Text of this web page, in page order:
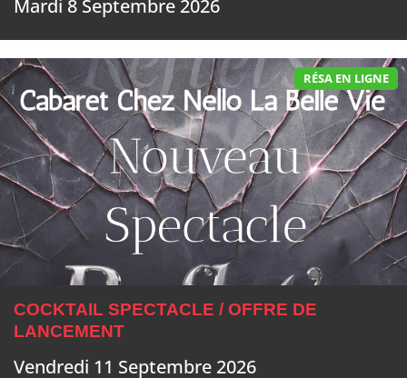
Mardi 8 Septembre 2026
RÉSA EN LIGNE
COCKTAIL SPECTACLE / OFFRE DE
LANCEMENT
Vendredi 11 Septembre 2026